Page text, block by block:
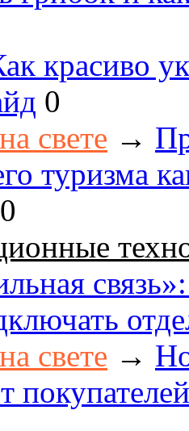
красиво
0
свете →
туризма
0
свете →